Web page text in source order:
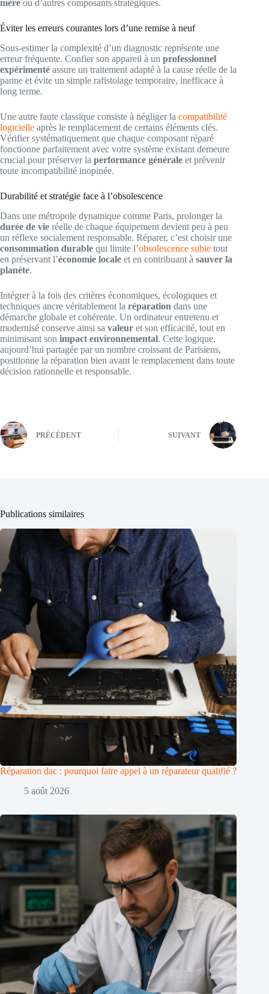
mère ou d’autres composants stratégiques.
Éviter les erreurs courantes lors d’une remise à neuf
Sous-estimer la complexité d’un diagnostic représente une
erreur fréquente. Confier son appareil à un professionnel
expérimenté assure un traitement adapté à la cause réelle de la
panne et évite un simple rafistolage temporaire, inefficace à
long terme.
Une autre faute classique consiste à négliger la compatibilité
logicielle après le remplacement de certains éléments clés.
Vérifier systématiquement que chaque composant réparé
fonctionne parfaitement avec votre système existant demeure
crucial pour préserver la performance générale et prévenir
toute incompatibilité inopinée.
Durabilité et stratégie face à l’obsolescence
Dans une métropole dynamique comme Paris, prolonger la
durée de vie réelle de chaque équipement devient peu à peu
un réflexe socialement responsable. Réparer, c’est choisir une
consommation durable qui limite l’obsolescence subie tout
en préservant l’économie locale et en contribuant à sauver la
planète.
Intégrer à la fois des critères économiques, écologiques et
techniques ancre véritablement la réparation dans une
démarche globale et cohérente. Un ordinateur entretenu et
modernisé conserve ainsi sa valeur et son efficacité, tout en
minimisant son impact environnemental. Cette logique,
aujourd’hui partagée par un nombre croissant de Parisiens,
positionne la réparation bien avant le remplacement dans toute
décision rationnelle et responsable.
PRÉCÉDENT SUIVANT
Publications similaires
Réparation dac : pourquoi faire appel à un réparateur qualifié ?
5 août 2026